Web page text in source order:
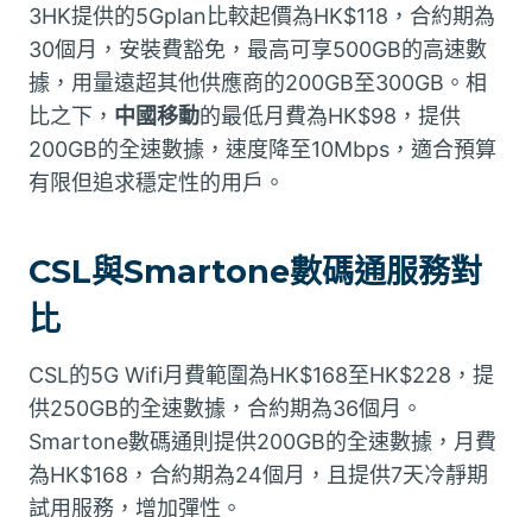
3HK提供的5Gplan比較起價為HK$118，合約期為
30個月，安裝費豁免，最高可享500GB的高速數
據，用量遠超其他供應商的200GB至300GB。相
比之下， 中國移動的最低月費為HK$98，提供
200GB的全速數據，速度降至10Mbps，適合預算
有限但追求穩定性的用戶。
CSL與Smartone數碼通服務對
比
CSL的5G Wifi月費範圍為HK$168至HK$228，提
供250GB的全速數據，合約期為36個月。
Smartone數碼通則提供200GB的全速數據，月費
為HK$168，合約期為24個月，且提供7天冷靜期
試用服務，增加彈性。